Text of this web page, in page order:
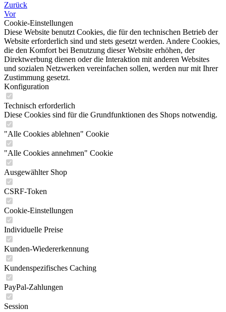
Zurück
Vor
Cookie-Einstellungen
Diese Website benutzt Cookies, die für den technischen Betrieb der
Website erforderlich sind und stets gesetzt werden. Andere Cookies,
die den Komfort bei Benutzung dieser Website erhöhen, der
Direktwerbung dienen oder die Interaktion mit anderen Websites
und sozialen Netzwerken vereinfachen sollen, werden nur mit Ihrer
Zustimmung gesetzt.
Konfiguration
Technisch erforderlich
Diese Cookies sind für die Grundfunktionen des Shops notwendig.
"Alle Cookies ablehnen" Cookie
"Alle Cookies annehmen" Cookie
Ausgewählter Shop
CSRF-Token
Cookie-Einstellungen
Individuelle Preise
Kunden-Wiedererkennung
Kundenspezifisches Caching
PayPal-Zahlungen
Session